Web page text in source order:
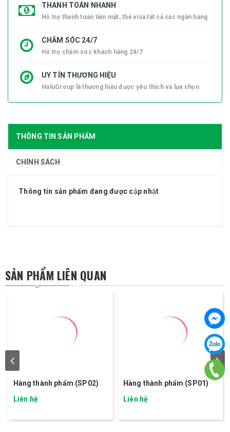
THANH TOÁN NHANH
Hỗ trợ thanh toán tiền mặt, thẻ visa tất cả các ngân hàng
CHĂM SÓC 24/7
Hỗ trợ chăm sóc khách hàng 24/7
UY TÍN THƯƠNG HIỆU
HaluGroup là thương hiệu được yêu thích và lựa chọn
THÔNG TIN SẢN PHẨM
CHÍNH SÁCH
Thông tin sản phẩm đang được cập nhật
SẢN PHẨM LIÊN QUAN
Hàng thành phẩm (SP02)
Liên hệ
Hàng thành phẩm (SP01)
Liên hệ